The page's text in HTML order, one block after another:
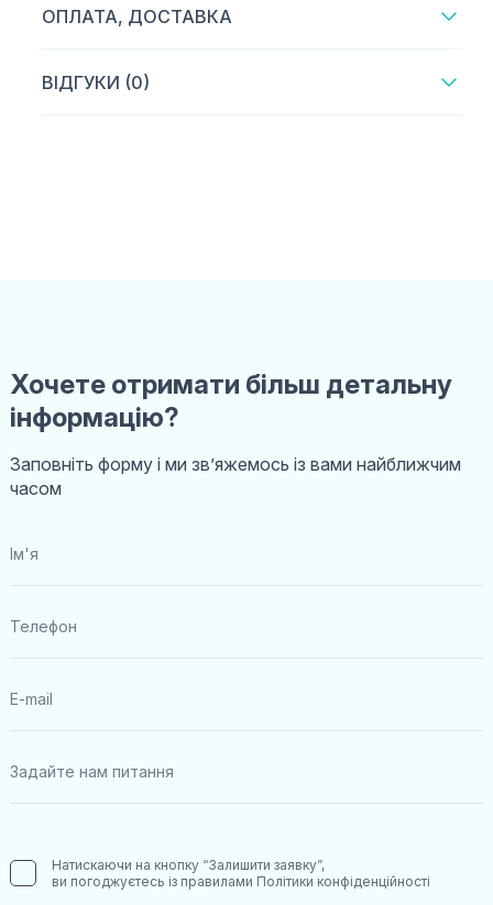
ОПЛАТА, ДОСТАВКА
ВІДГУКИ (0)
Хочете отримати більш детальну
інформацію?
Заповніть форму і ми звʼяжемось із вами найближчим
часом
Натискаючи на кнопку “Залишити заявку”,
ви погоджуєтесь із правилами Політики конфіденційності